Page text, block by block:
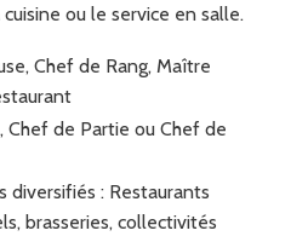
ou le service en salle.
Chef de Rang, Maître
Chef de Partie ou Chef de
diversifiés : Restaurants
brasseries, collectivités